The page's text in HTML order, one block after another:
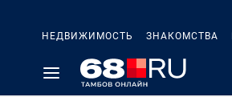
НЕДВИЖИМОСТЬ ЗНАКОМСТВА